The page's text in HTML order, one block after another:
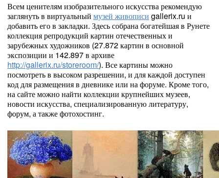
Всем ценителям изобразительного искусства рекомендую
заглянуть в виртуальный музей живописи gallerix.ru и
добавить его в закладки. Здесь собрана богатейшая в Рунете
коллекция репродукций картин отечественных и
зарубежных художников (27.872 картин в основной
экспозиции и 142.897 в архиве
http://gallerix.ru/storeroom/). Все картины можно
посмотреть в высоком разрешении, и для каждой доступен
код для размещения в дневнике или на форуме. Кроме того,
на сайте можно найти коллекции крупнейших музеев,
новости искусства, специализированную литературу,
форум, а также фотохостинг.